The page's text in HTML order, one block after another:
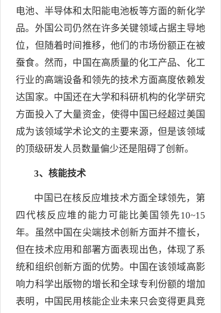
电池、半导体和太阳能电池板等方面的新化学
品。外国公司仍然在许多关键领域占据主导地
位，但随着时间推移，他们的市场份额正在被
蚕食。然而，中国在高质量的化工产品、化工
行业的高端设备和领先的技术方面高度依赖发
达国家。中国还在大学和科研机构的化学研究
方面投入了大量资金，使得中国已经超过美国
成为该领域学术论文的主要来源，但是该领域
的顶级研发人员数量偏少还是阻碍了创新。
3、核能技术
中国已在核反应堆技术方面全球领先，第
四代核反应堆的能力可能比美国领先10~15
年。虽然中国在尖端技术创新方面并不擅长，
但在技术应用和部署方面表现出色，体现了系
统和组织创新方面的优势。中国在该领域高影
响力科学出版物的增长和全球专利份额的增加
表明，中国民用核能企业未来只会变得更具竞